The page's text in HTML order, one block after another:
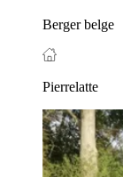
Berger belge
Pierrelatte